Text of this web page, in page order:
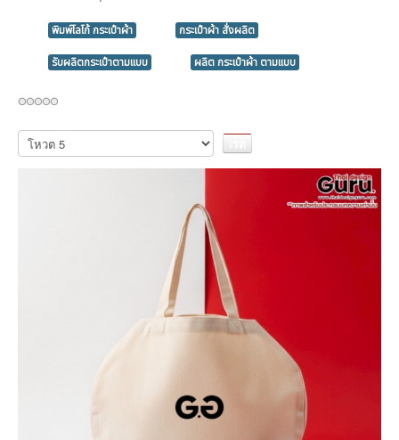
พิมพ์โลโก้ กระเป๋าผ้า
กระเป๋าผ้า สั่งผลิต
รับผลิตกระเป๋าตามแบบ
ผลิต กระเป๋าผ้า ตามแบบ
กรุณา
ให้